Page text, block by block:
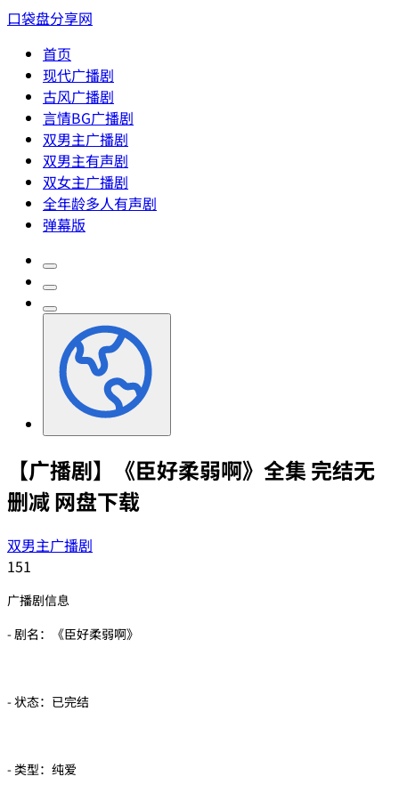
口袋盘分享网
首页
现代广播剧
古风广播剧
言情BG广播剧
双男主广播剧
双男主有声剧
双女主广播剧
全年龄多人有声剧
弹幕版
【广播剧】《臣好柔弱啊》全集 完结无
删减 网盘下载
双男主广播剧
151
广播剧信息
- 剧名：《臣好柔弱啊》
- 状态：已完结
- 类型：纯爱